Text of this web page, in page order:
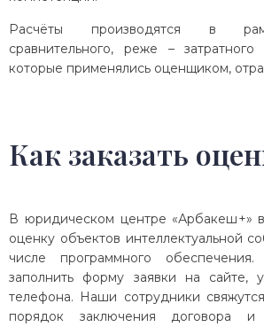
Расчёты производятся в
сравнительного, реже –
которые применялись оценщиком,
Как заказать
В юридическом центре «Арбакеш+»
оценку объектов интеллектуальной
числе программного
заполнить форму заявки на сайте,
телефона. Наши сотрудники
порядок заключения договора